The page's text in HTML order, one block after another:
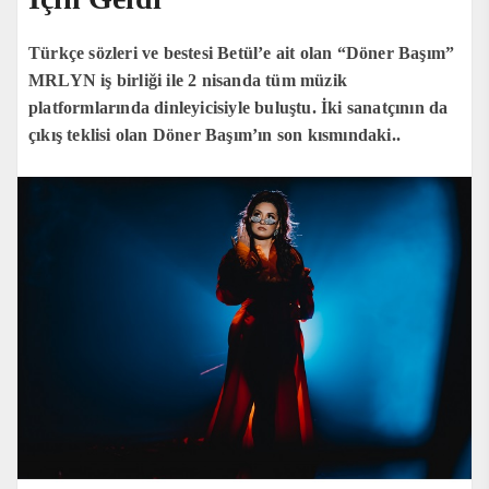
Türkçe sözleri ve bestesi Betül’e ait olan “Döner Başım”
MRLYN iş birliği ile 2 nisanda tüm müzik
platformlarında dinleyicisiyle buluştu. İki sanatçının da
çıkış teklisi olan Döner Başım’ın son kısmındaki..